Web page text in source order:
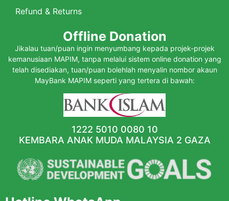
Refund & Returns
Offline Donation
Jikalau tuan/puan ingin menyumbang kepada projek-projek
kemanusiaan MAPIM, tanpa melalui sistem online donation yang
telah disediakan, tuan/puan bolehlah menyalin nombor akaun
MayBank MAPIM seperti yang tertera di bawah:
1222 5010 0080 10
KEMBARA ANAK MUDA MALAYSIA 2 GAZA